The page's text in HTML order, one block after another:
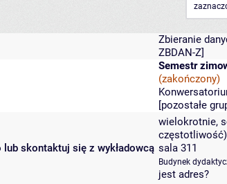
Zbieranie
ZBDAN-Z]
Semestr
(zakończony)
[pozostałe
skontaktuj się z wykładowcą
wielokrotnie,
sala 311
Budynek
jest adres?